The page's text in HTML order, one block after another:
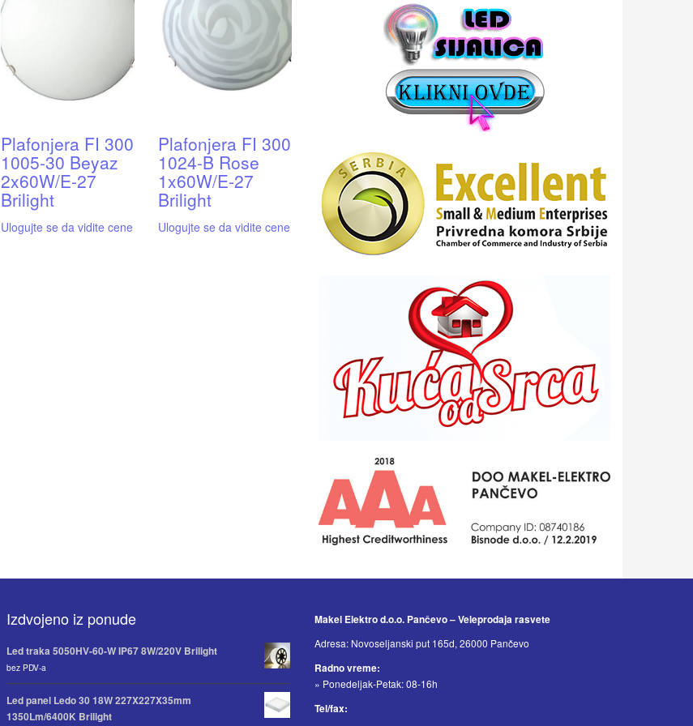
Plafonjera FI 300
1005-30 Beyaz
2x60W/E-27
Brilight
Ulogujte se da vidite cene
Plafonjera FI 300
1024-B Rose
1x60W/E-27
Brilight
Ulogujte se da vidite cene
Izdvojeno iz ponude
Led traka 5050HV-60-W IP67 8W/220V Brilight
bez PDV-a
Led panel Ledo 30 18W 227X227X35mm
1350Lm/6400K Brilight
Makel Elektro d.o.o. Pančevo – Veleprodaja rasvete
Adresa: Novoseljanski put 165d, 26000 Pančevo
Radno vreme:
» Ponedeljak-Petak: 08-16h
Tel/fax: